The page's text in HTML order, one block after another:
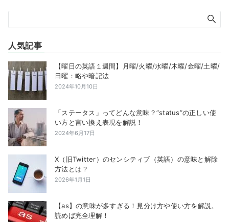
人気記事
【曜日の英語１週間】月曜/火曜/水曜/木曜/金曜/土曜/
日曜：略や暗記法
2024年10月10日
「ステータス」ってどんな意味？”status”の正しい使
い方と言い換え表現を解説！
2024年6月17日
X（旧Twitter）のセンシティブ（英語）の意味と解除
方法とは？
2026年1月1日
【as】の意味が多すぎる！見分け方や使い方を解説。
読めば完全理解！